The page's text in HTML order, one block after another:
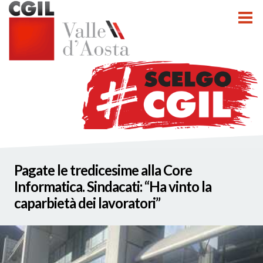
Pagate le tredicesime alla Core
Informatica. Sindacati: “Ha vinto la
caparbietà dei lavoratori”
INCA